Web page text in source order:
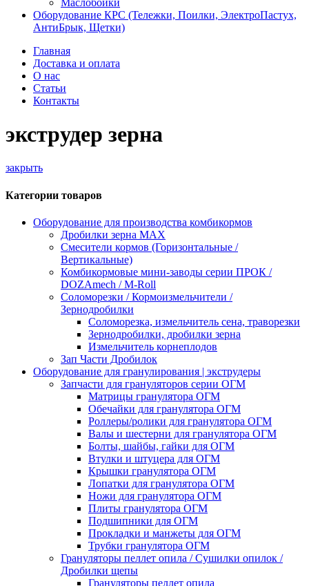
Оборудование КРС (Тележки, Поилки, ЭлектроПастух,
АнтиБрык, Щетки)
Главная
Доставка и оплата
О нас
Статьи
Контакты
экструдер зерна
закрыть
Категории товаров
Оборудование для производства комбикормов
Дробилки зерна МАХ
Смесители кормов (Горизонтальные /
Вертикальные)
Комбикормовые мини-заводы серии ПРОК /
DOZAmech / M-Roll
Соломорезки / Кормоизмельчители /
Зернодробилки
Соломорезка, измельчитель сена, траворезки
Зернодробилки, дробилки зерна
Измельчитель корнеплодов
Зап Части Дробилок
Оборудование для гранулирования | экструдеры
Запчасти для грануляторов серии ОГМ
Матрицы гранулятора ОГМ
Обечайки для гранулятора ОГМ
Роллеры/ролики для гранулятора ОГМ
Валы и шестерни для гранулятора ОГМ
Болты, шайбы, гайки для ОГМ
Втулки и штуцера для ОГМ
Крышки гранулятора ОГМ
Лопатки для гранулятора ОГМ
Ножи для гранулятора ОГМ
Плиты гранулятора ОГМ
Подшипники для ОГМ
Прокладки и манжеты для ОГМ
Трубки гранулятора ОГМ
Грануляторы пеллет опила / Сушилки опилок /
Дробилки щепы
Грануляторы пеллет опила